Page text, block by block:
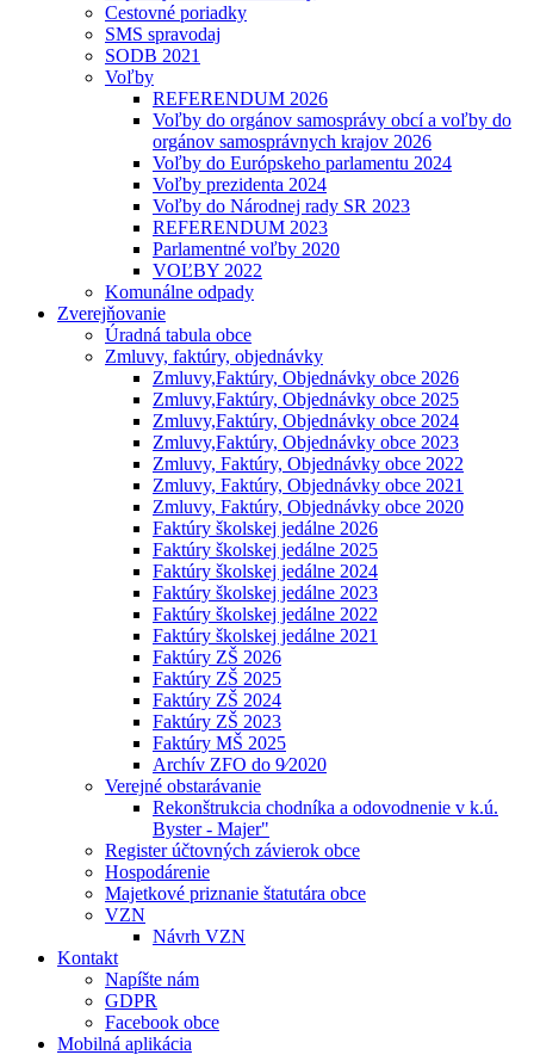
Cestovné poriadky
SMS spravodaj
SODB 2021
Voľby
REFERENDUM 2026
Voľby do orgánov samosprávy obcí a voľby do
orgánov samosprávnych krajov 2026
Voľby do Európskeho parlamentu 2024
Voľby prezidenta 2024
Voľby do Národnej rady SR 2023
REFERENDUM 2023
Parlamentné voľby 2020
VOĽBY 2022
Komunálne odpady
Zverejňovanie
Úradná tabula obce
Zmluvy, faktúry, objednávky
Zmluvy,Faktúry, Objednávky obce 2026
Zmluvy,Faktúry, Objednávky obce 2025
Zmluvy,Faktúry, Objednávky obce 2024
Zmluvy,Faktúry, Objednávky obce 2023
Zmluvy, Faktúry, Objednávky obce 2022
Zmluvy, Faktúry, Objednávky obce 2021
Zmluvy, Faktúry, Objednávky obce 2020
Faktúry školskej jedálne 2026
Faktúry školskej jedálne 2025
Faktúry školskej jedálne 2024
Faktúry školskej jedálne 2023
Faktúry školskej jedálne 2022
Faktúry školskej jedálne 2021
Faktúry ZŠ 2026
Faktúry ZŠ 2025
Faktúry ZŠ 2024
Faktúry ZŠ 2023
Faktúry MŠ 2025
Archív ZFO do 9⁄2020
Verejné obstarávanie
Rekonštrukcia chodníka a odovodnenie v k.ú.
Byster - Majer"
Register účtovných závierok obce
Hospodárenie
Majetkové priznanie štatutára obce
VZN
Návrh VZN
Kontakt
Napíšte nám
GDPR
Facebook obce
Mobilná aplikácia